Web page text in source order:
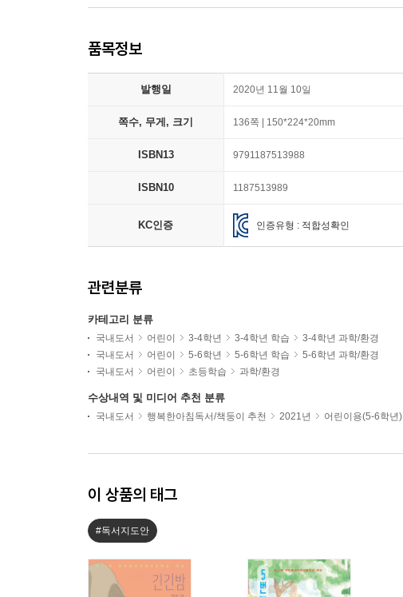
품목정보
발행일 2020년 11월 10일
쪽수, 무게, 크기 136쪽 | 150*224*20mm
ISBN13 9791187513988
ISBN10 1187513989
KC인증 인증유형 : 적합성확인
관련분류
카테고리 분류
국내도서 어린이 3-4학년 3-4학년 학습
3-4학년 과학/환경
국내도서
어린이 5-6학년 5-6학년 학습
5-6학년 과학/환경
국내도서
어린이 초등학습 과학/환경
수상내역 및 미디어 추천 분류
국내도서 행복한아침독서/책둥이 추천 2021년 어린이용(5-6학년)
이 상품의 태그
#독서지도안